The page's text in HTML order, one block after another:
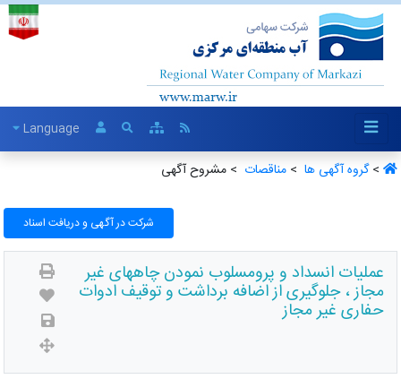
Language
>گروه آگهی ها ‏>مناقصات ‏> مشروح آگهی
شرکت در آگهی و دریافت اسناد
عملیات انسداد و پرومسلوب نمودن چاههای غیر
مجاز ، جلوگیری از اضافه برداشت و توقیف ادوات
حفاری غیر مجاز